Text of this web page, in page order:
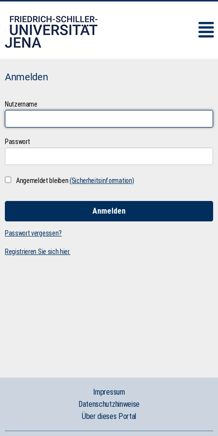
Anmelden
Nutzername
Passwort
Angemeldet bleiben(Sicherheitsinformation)
Passwort vergessen?
Registrieren Sie sich hier.
Impressum
Datenschutzhinweise
Über dieses Portal